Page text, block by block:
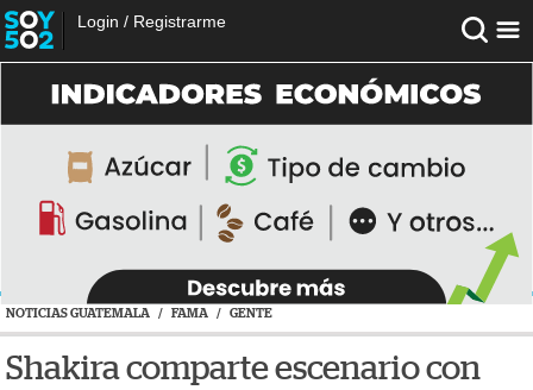
Login / Registrarme
NOTICIAS GUATEMALA / FAMA / GENTE
Shakira comparte escenario con